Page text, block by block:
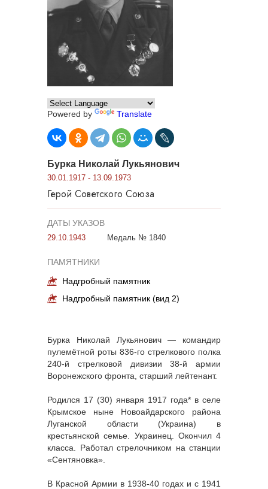
Powered by Translate
Бурка Николай Лукьянович
30.01.1917 - 13.09.1973
Герой Советского Союза
ДАТЫ УКАЗОВ
29.10.1943 Медаль № 1840
ПАМЯТНИКИ
Надгробный памятник
Надгробный памятник (вид 2)
Бурка Николай Лукьянович — командир
пулемётной роты 836-го стрелкового полка
240-й стрелковой дивизии 38-й армии
Воронежского фронта, старший лейтенант.
Родился 17 (30) января 1917 года* в селе
Крымское ныне Новоайдарского района
Луганской области (Украина) в
крестьянской семье. Украинец. Окончил 4
класса. Работал стрелочником на станции
«Сентяновка».
В Красной Армии в 1938-40 годах и с 1941